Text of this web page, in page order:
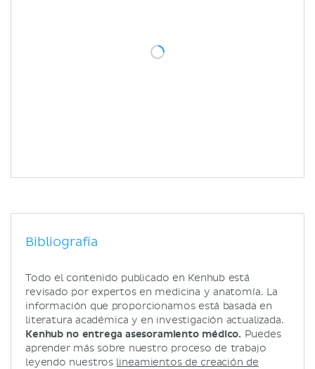
Bibliografía
Todo el contenido publicado en Kenhub está
revisado por expertos en medicina y anatomía. La
información que proporcionamos está basada en
literatura académica y en investigación actualizada.
Kenhub no entrega asesoramiento médico. Puedes
aprender más sobre nuestro proceso de trabajo
leyendo nuestros lineamientos de creación de